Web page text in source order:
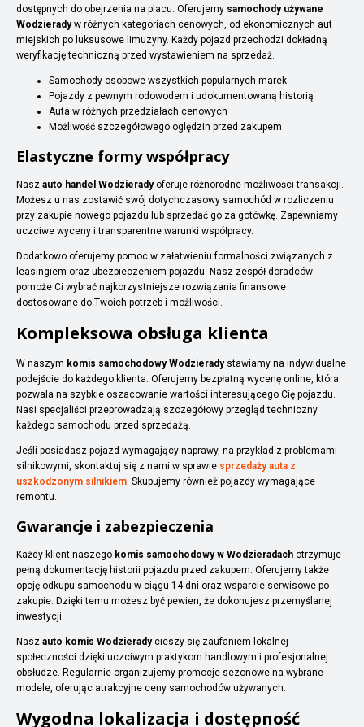
dostępnych do obejrzenia na placu. Oferujemy samochody używane
Wodzieradyw różnych kategoriach cenowych, od ekonomicznych aut
miejskich po luksusowe limuzyny. Każdy pojazd przechodzi dokładną
weryfikację techniczną przed wystawieniem na sprzedaż.
Samochody osobowe wszystkich popularnych marek
Pojazdy z pewnym rodowodem i udokumentowaną historią
Auta w różnych przedziałach cenowych
Możliwość szczegółowego oględzin przed zakupem
Elastyczne formy współpracy
Nasz auto handel Wodzieradyoferuje różnorodne możliwości transakcji.
Możesz u nas zostawić swój dotychczasowy samochód w rozliczeniu
przy zakupie nowego pojazdu lub sprzedać go za gotówkę. Zapewniamy
uczciwe wyceny i transparentne warunki współpracy.
Dodatkowo oferujemy pomoc w załatwieniu formalności związanych z
leasingiem oraz ubezpieczeniem pojazdu. Nasz zespół doradców
pomoże Ci wybrać najkorzystniejsze rozwiązania finansowe
dostosowane do Twoich potrzeb i możliwości.
Kompleksowa obsługa klienta
W naszym komis samochodowy Wodzieradystawiamy na indywidualne
podejście do każdego klienta. Oferujemy bezpłatną wycenę online, która
pozwala na szybkie oszacowanie wartości interesującego Cię pojazdu.
Nasi specjaliści przeprowadzają szczegółowy przegląd techniczny
każdego samochodu przed sprzedażą.
Jeśli posiadasz pojazd wymagający naprawy, na przykład z problemami
silnikowymi, skontaktuj się z nami w sprawie sprzedaży auta z
uszkodzonym silnikiem. Skupujemy również pojazdy wymagające
remontu.
Gwarancje i zabezpieczenia
Każdy klient naszego komis samochodowy w Wodzieradach otrzymuje
pełną dokumentację historii pojazdu przed zakupem. Oferujemy także
opcję odkupu samochodu w ciągu 14 dni oraz wsparcie serwisowe po
zakupie. Dzięki temu możesz być pewien, że dokonujesz przemyślanej
inwestycji.
Nasz auto komis Wodzieradycieszy się zaufaniem lokalnej
społeczności dzięki uczciwym praktykom handlowym i profesjonalnej
obsłudze. Regularnie organizujemy promocje sezonowe na wybrane
modele, oferując atrakcyjne ceny samochodów używanych.
Wygodna lokalizacja i dostępność